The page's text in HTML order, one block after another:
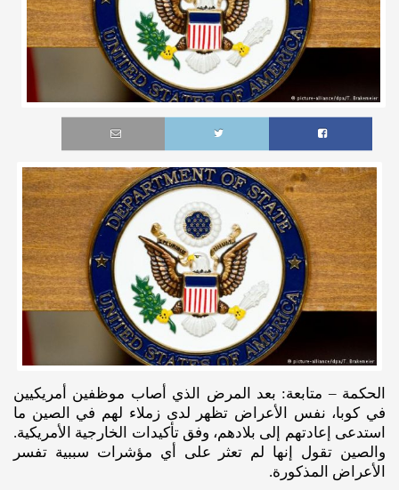
الحكمة – متابعة: بعد المرض الذي أصاب موظفين أمريكيين
في كوبا، نفس الأعراض تظهر لدى زملاء لهم في الصين ما
استدعى إعادتهم إلى بلادهم، وفق تأكيدات الخارجية الأمريكية.
والصين تقول إنها لم تعثر على أي مؤشرات سببية تفسر
الأعراض المذكورة.